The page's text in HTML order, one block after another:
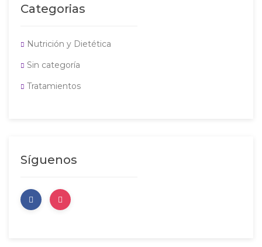
Categorias
Nutrición y Dietética
Sin categoría
Tratamientos
Síguenos